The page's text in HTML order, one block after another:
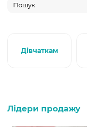
Дівчаткам
Лідери продажу